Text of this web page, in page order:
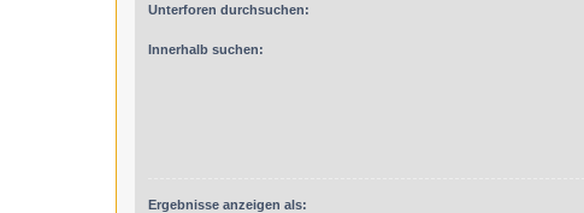
Unterforen durchsuchen:
Innerhalb suchen:
Ergebnisse anzeigen als: